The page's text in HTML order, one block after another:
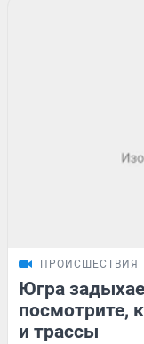
ПРОИСШЕСТВИЯ
Югра
посмотрите,
и трассы